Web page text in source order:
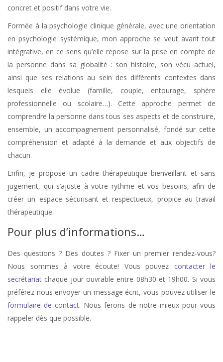
concret et positif dans votre vie.
Formée à la psychologie clinique générale, avec une orientation
en psychologie systémique, mon approche se veut avant tout
intégrative, en ce sens qu’elle repose sur la prise en compte de
la personne dans sa globalité : son histoire, son vécu actuel,
ainsi que ses relations au sein des différents contextes dans
lesquels elle évolue (famille, couple, entourage, sphère
professionnelle ou scolaire…). Cette approche permet de
comprendre la personne dans tous ses aspects et de construire,
ensemble, un accompagnement personnalisé, fondé sur cette
compréhension et adapté à la demande et aux objectifs de
chacun.
Enfin, je propose un cadre thérapeutique bienveillant et sans
jugement, qui s’ajuste à votre rythme et vos besoins, afin de
créer un espace sécurisant et respectueux, propice au travail
thérapeutique.
Pour plus d’informations…
Des questions ? Des doutes ? Fixer un premier rendez-vous?
Nous sommes à votre écoute! Vous pouvez contacter le
secrétariat chaque jour ouvrable entre 08h30 et 19h00. Si vous
préférez nous envoyer un message écrit, vous pouvez utiliser le
formulaire de contact. Nous ferons de notre mieux pour vous
rappeler dès que possible.